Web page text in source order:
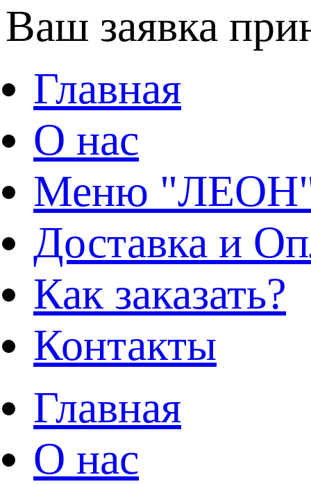
Ваш заявка
Главная
О нас
Меню
Доставка и
Как заказать?
Контакты
Главная
О нас